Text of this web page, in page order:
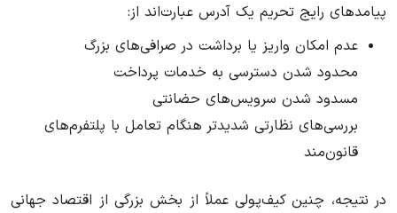
پیامدهای رایج تحریم یک آدرس عبارت‌اند از:
عدم امکان واریز یا برداشت در صرافی‌های بزرگ
محدود شدن دسترسی به خدمات پرداخت
مسدود شدن سرویس‌های حضانتی
بررسی‌های نظارتی شدیدتر هنگام تعامل با پلتفرم‌های
قانون‌مند
در نتیجه، چنین کیف‌پولی عملاً از بخش بزرگی از اقتصاد جهانی